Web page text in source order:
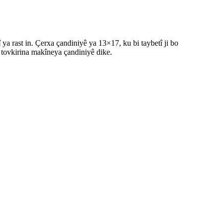
rast in. Çerxa çandiniyê ya 13×17, ku bi taybetî ji bo
makîneya çandiniyê dike.